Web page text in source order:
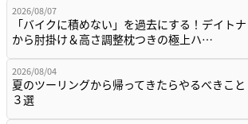
2026/08/07
「バイクに積めない」を過去にする！デイトナ
から肘掛け＆高さ調整枕つきの極上ハ…
2026/08/04
夏のツーリングから帰ってきたらやるべきこと
３選